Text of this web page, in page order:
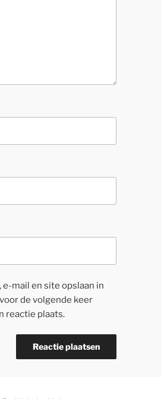
e-mail en site opslaan in
de volgende keer
reactie plaats.